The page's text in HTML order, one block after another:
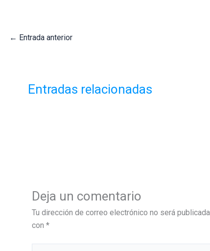
← Entrada anterior
Entradas relacionadas
Deja un comentario
Tu dirección de correo electrónico no será publicada.
con *